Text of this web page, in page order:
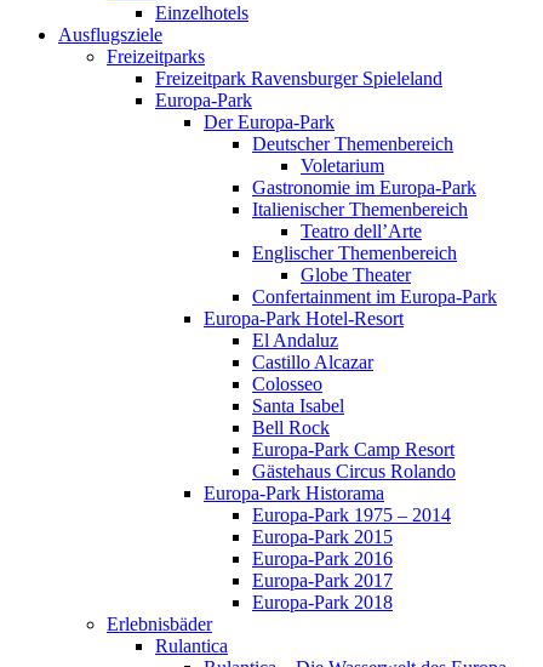
Einzelhotels
Ausflugsziele
Freizeitparks
Freizeitpark Ravensburger Spieleland
Europa-Park
Der Europa-Park
Deutscher Themenbereich
Voletarium
Gastronomie im Europa-Park
Italienischer Themenbereich
Teatro dell’Arte
Englischer Themenbereich
Globe Theater
Confertainment im Europa-Park
Europa-Park Hotel-Resort
El Andaluz
Castillo Alcazar
Colosseo
Santa Isabel
Bell Rock
Europa-Park Camp Resort
Gästehaus Circus Rolando
Europa-Park Historama
Europa-Park 1975 – 2014
Europa-Park 2015
Europa-Park 2016
Europa-Park 2017
Europa-Park 2018
Erlebnisbäder
Rulantica